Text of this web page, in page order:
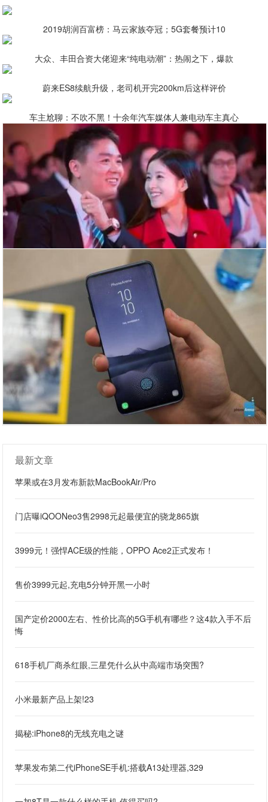
2019胡润百富榜：马云家族夺冠；5G套餐预计10
大众、丰田合资大佬迎来“纯电动潮”：热闹之下，爆款
蔚来ES8续航升级，老司机开完200km后这样评价
车主尬聊：不吹不黑！十余年汽车媒体人兼电动车主真心
最新文章
苹果或在3月发布新款MacBookAir/Pro
门店曝iQOONeo3售2998元起最便宜的骁龙865旗
3999元！强悍ACE级的性能，OPPO Ace2正式发布！
售价3999元起,充电5分钟开黑一小时
国产定价2000左右、性价比高的5G手机有哪些？这4款入手不后
悔
618手机厂商杀红眼,三星凭什么从中高端市场突围?
小米最新产品上架!23
揭秘:iPhone8的无线充电之谜
苹果发布第二代iPhoneSE手机:搭载A13处理器,329